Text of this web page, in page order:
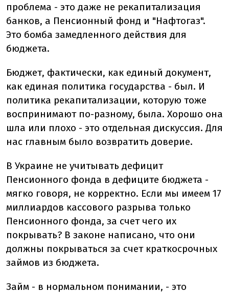
проблема - это даже не рекапитализация
банков, а Пенсионный фонд и "Нафтогаз".
Это бомба замедленного действия для
бюджета.
Бюджет, фактически, как единый документ,
как единая политика государства - был. И
политика рекапитализации, которую тоже
воспринимают по-разному, была. Хорошо она
шла или плохо - это отдельная дискуссия. Для
нас главным было возвратить доверие.
В Украине не учитывать дефицит
Пенсионного фонда в дефиците бюджета -
мягко говоря, не корректно. Если мы имеем 17
миллиардов кассового разрыва только
Пенсионного фонда, за счет чего их
покрывать? В законе написано, что они
должны покрываться за счет краткосрочных
займов из бюджета.
Займ - в нормальном понимании, - это